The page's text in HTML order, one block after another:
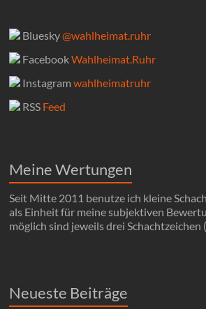
Bluesky@wahlheimat.ruhr
FacebookWahlheimat.Ruhr
Instagramwahlheimatruhr
RSS Feed
Meine Wertungen
Seit Mitte 2011 benutze ich kleine
als Einheit für meine subjektiven
möglich sind jeweils drei Schachtzeichen
Neueste Beiträge